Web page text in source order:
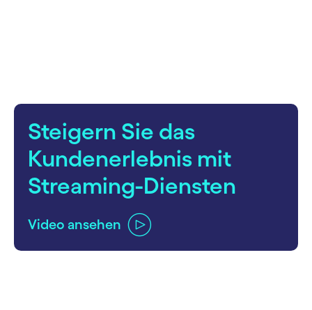
Steigern Sie das
Kundenerlebnis mit
Streaming-Diensten
Video ansehen